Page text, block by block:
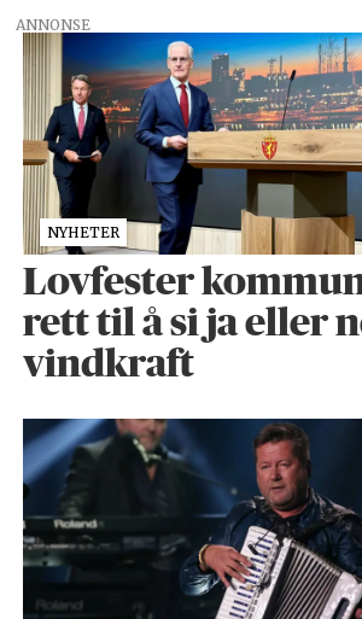
ANNONSE
NYHETER
Lovfester
rett til å si ja eller
vindkraft